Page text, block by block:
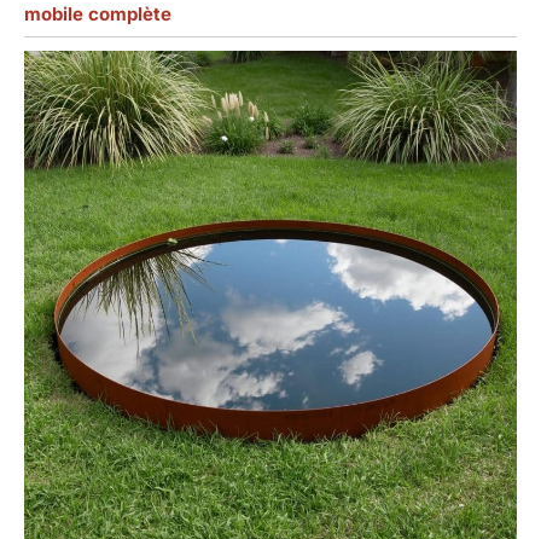
mobile complète